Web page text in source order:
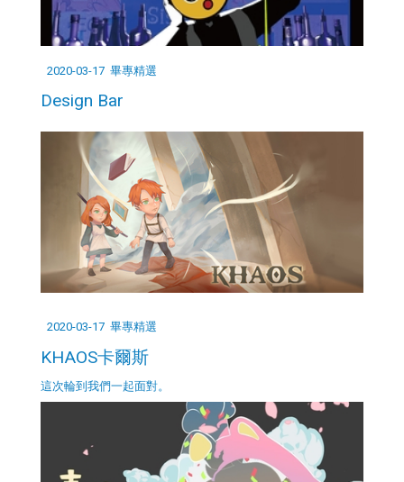
2020-03-17 畢專精選
Design Bar
2020-03-17 畢專精選
KHAOS卡爾斯
這次輪到我們一起面對。